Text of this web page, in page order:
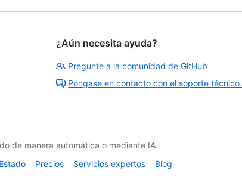
¿Aún necesita ayuda?
Pregunte a la comunidad de GitHub
Póngase en contacto con el soporte técnico.
de manera automática o mediante IA.
Estado Precios Servicios expertos Blog